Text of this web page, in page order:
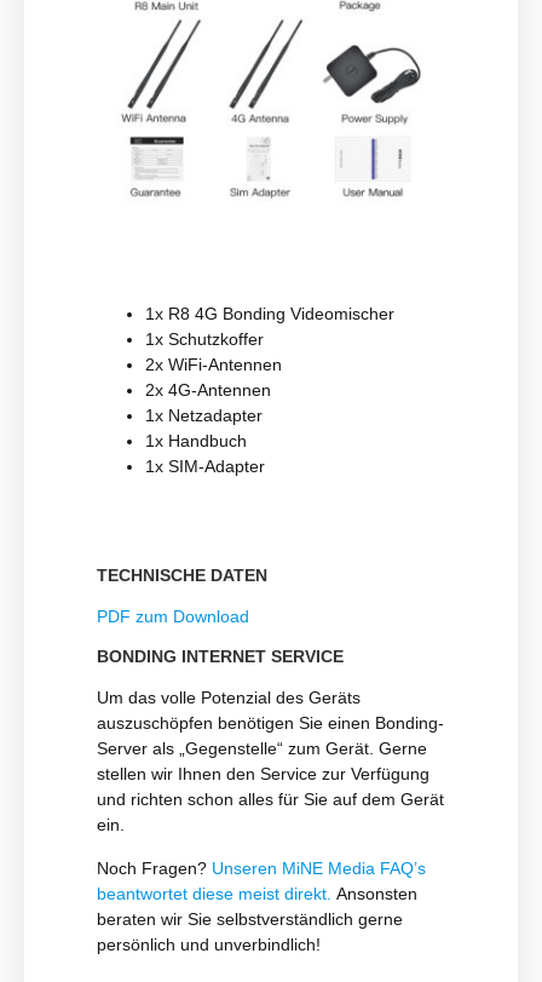
1x R8 4G Bonding Videomischer
1x Schutzkoffer
2x WiFi-Antennen
2x 4G-Antennen
1x Netzadapter
1x Handbuch
1x SIM-Adapter
TECHNISCHE DATEN
PDF zum Download
BONDING INTERNET SERVICE
Um das volle Potenzial des Geräts
auszuschöpfen benötigen Sie einen Bonding-
Server als „Gegenstelle“ zum Gerät. Gerne
stellen wir Ihnen den Service zur Verfügung
und richten schon alles für Sie auf dem Gerät
ein.
Noch Fragen? Unseren MiNE Media FAQ’s
beantwortet diese meist direkt. Ansonsten
beraten wir Sie selbstverständlich gerne
persönlich und unverbindlich!